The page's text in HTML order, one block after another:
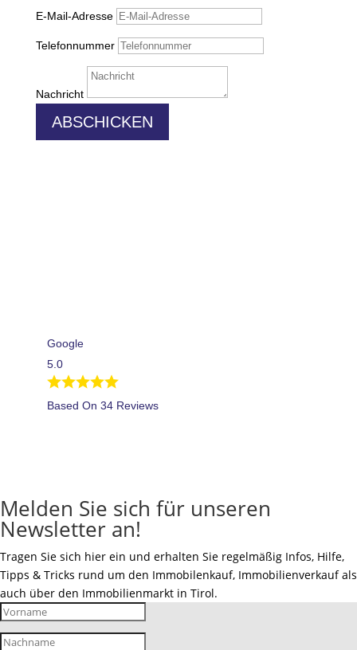
E-Mail-Adresse
Telefonnummer
Nachricht
ABSCHICKEN
Google
5.0
Based On 34 Reviews
Melden Sie sich für unseren
Newsletter an!
Tragen Sie sich hier ein und erhalten Sie regelmäßig Infos, Hilfe,
Tipps & Tricks rund um den Immobilenkauf, Immobilienverkauf als
auch über den Immobilienmarkt in Tirol.